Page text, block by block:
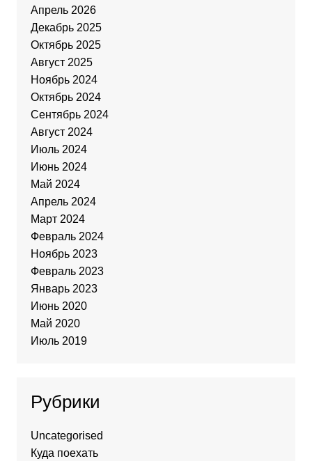
Апрель 2026
Декабрь 2025
Октябрь 2025
Август 2025
Ноябрь 2024
Октябрь 2024
Сентябрь 2024
Август 2024
Июль 2024
Июнь 2024
Май 2024
Апрель 2024
Март 2024
Февраль 2024
Ноябрь 2023
Февраль 2023
Январь 2023
Июнь 2020
Май 2020
Июль 2019
Рубрики
Uncategorised
Куда поехать